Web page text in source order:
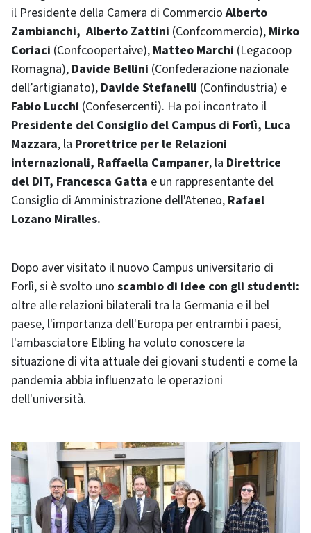
il Presidente della Camera di CommercioAlberto
Zambianchi, Alberto Zattini (Confcommercio), Mirko
Coriaci (Confcoopertaive), Matteo Marchi (Legacoop
Romagna), Davide Bellini (Confederazione nazionale
dell’artigianato), Davide Stefanelli (Confindustria) e
Fabio Lucchi (Confesercenti). Ha poi incontrato il
Presidente del Consiglio del Campus di Forlì, Luca
Mazzara, la Prorettrice per le Relazioni
internazionali, Raffaella Campaner, la Direttrice
del DIT, Francesca Gatta e un rappresentante del
Consiglio di Amministrazione dell'Ateneo, Rafael
Lozano Miralles.
Dopo aver visitato il nuovo Campus universitario di
Forlì, si è svolto uno scambio di idee con gli studenti:
oltre alle relazioni bilaterali tra la Germania e il bel
paese, l'importanza dell'Europa per entrambi i paesi,
l'ambasciatore Elbling ha voluto conoscere la
situazione di vita attuale dei giovani studenti e come la
pandemia abbia influenzato le operazioni
dell'università.